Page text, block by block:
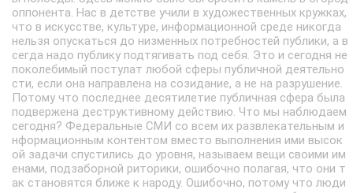
оппонента. Нас в детстве учили в художественных кружках,
что в искусстве, культуре, информационной среде никогда
нельзя опускаться до низменных потребностей публики, а в
сегда надо публику подтягивать под себя. Это и сегодня не
поколебимый постулат любой сферы публичной деятельно
сти, если она направлена на созидание, а не на разрушение.
Потому что последнее десятилетие публичная сфера была
подвержена деструктивному действию. Что мы наблюдаем
сегодня? Федеральные СМИ со всем их развлекательным и
нформационным контентом вместо выполнения ими высок
ой задачи спустились до уровня, называем вещи своими им
енами, подзаборной риторики, ошибочно полагая, что они т
ак становятся ближе к народу. Ошибочно, потому что люди